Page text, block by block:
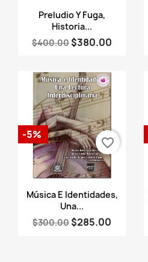
Vista rápida
Preludio Y Fuga,
Historia...
$400.00 $380.00
Vista rápida
Música E Identidades,
Una...
$300.00 $285.00
-5%
favorite_border